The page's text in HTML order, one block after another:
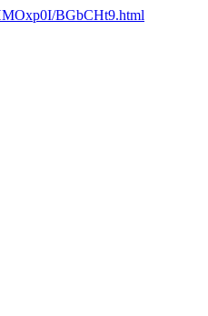
BGbCHt9.html